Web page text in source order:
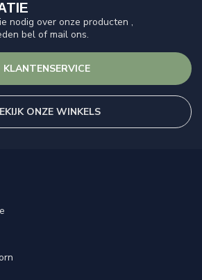
nodig over onze producten ,
bel of mail ons.
KLANTENSERVICE
ONZE WINKELS